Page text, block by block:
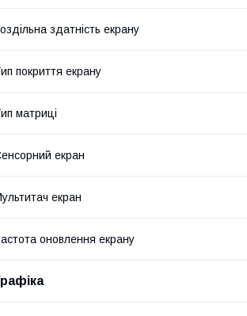
здатність екрану
покриття екрану
матриці
екран
екран
оновлення екрану